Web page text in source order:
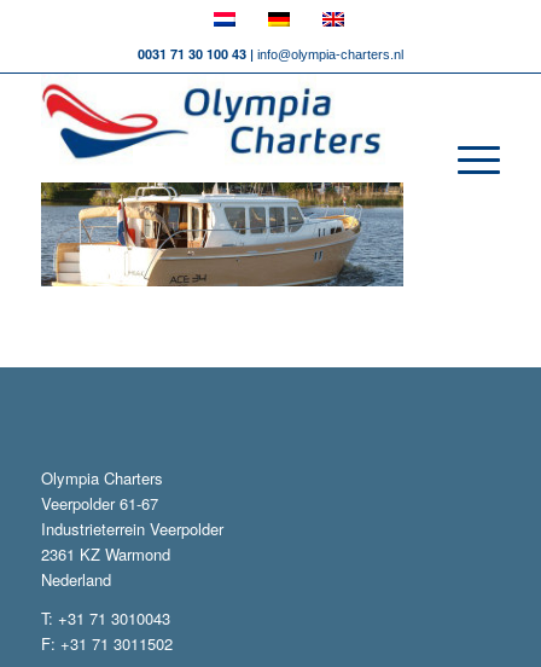
0031 71 30 100 43 | info@olympia-charters.nl
Olympia Charters
Veerpolder 61-67
Industrieterrein Veerpolder
2361 KZ Warmond
Nederland
T: +31 71 3010043
F: +31 71 3011502